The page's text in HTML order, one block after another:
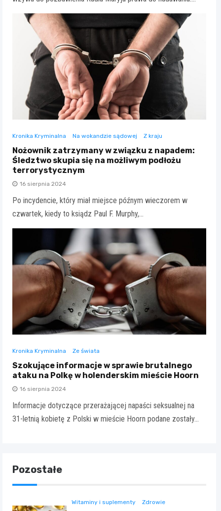
Kronika Kryminalna Na wokandzie sądowej Z kraju
Nożownik zatrzymany w związku z napadem:
Śledztwo skupia się na możliwym podłożu
terrorystycznym
16 sierpnia 2024
Po incydencie, który miał miejsce późnym wieczorem w
czwartek, kiedy to ksiądz Paul F. Murphy,…
Kronika Kryminalna Ze świata
Szokujące informacje w sprawie brutalnego
ataku na Polkę w holenderskim mieście Hoorn
16 sierpnia 2024
Informacje dotyczące przerażającej napaści seksualnej na
31-letnią kobietę z Polski w mieście Hoorn podane zostały…
Pozostałe
Witaminy i suplementy Zdrowie